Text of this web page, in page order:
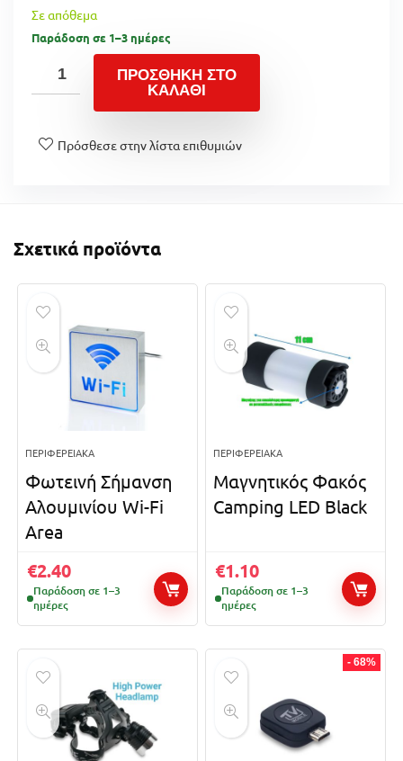
Σε απόθεμα
Παράδοση σε 1–3 ημέρες
ΠΡΟΣΘΉΚΗ ΣΤΟ
ΚΑΛΆΘΙ
Πρόσθεσε στην λίστα επιθυμιών
Σχετικά προϊόντα
ΠΕΡΙΦΕΡΕΙΑΚΆ
Φωτεινή Σήμανση
Αλουμινίου Wi-Fi
Area
€2.40
Παράδοση σε 1–3
ημέρες
ΠΕΡΙΦΕΡΕΙΑΚΆ
Μαγνητικός Φακός
Camping LED Black
€1.10
Παράδοση σε 1–3
ημέρες
- 68%